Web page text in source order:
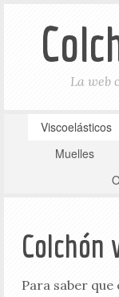
La web
Viscoelásticos
Muelles
Colchón
Para saber que